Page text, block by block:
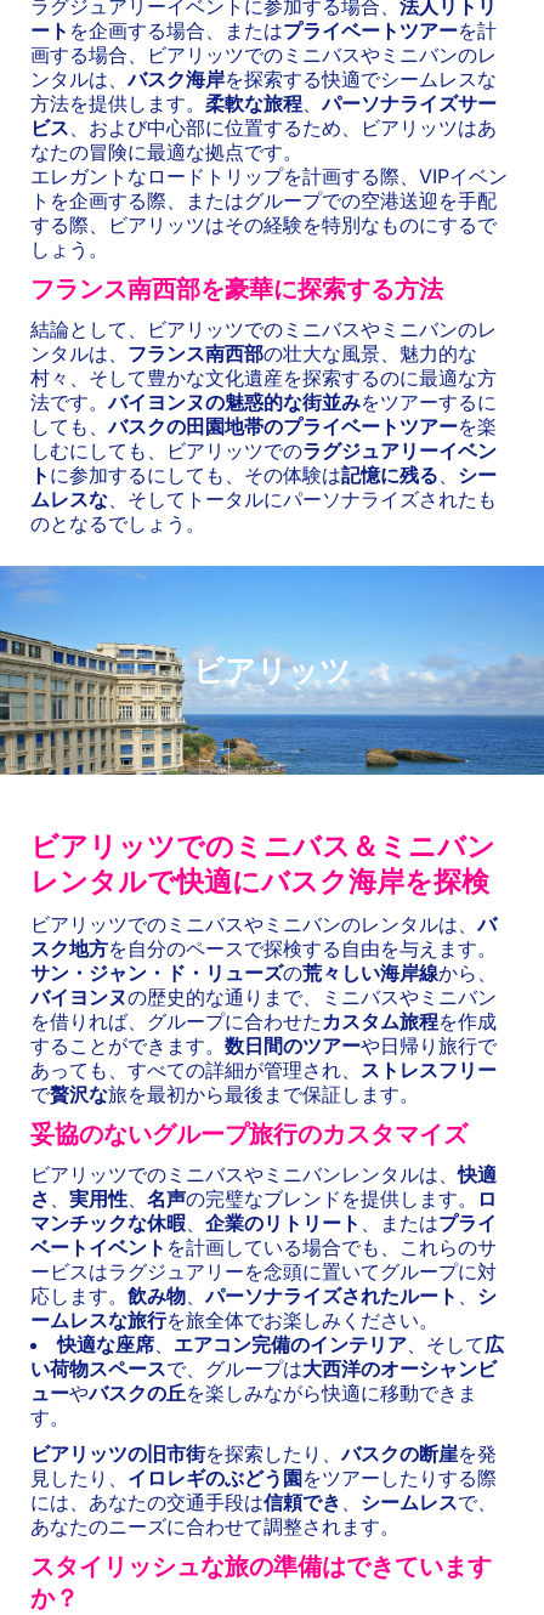
ラグジュアリーイベントに参加する場合、 法人リトリ
ート を企画する場合、またはプライベートツアーを計
画する場合、ビアリッツでのミニバスやミニバンのレ
ンタルは、バスク海岸を探索する快適でシームレスな
方法を提供します。 柔軟な旅程、パーソナライズサー
ビス、および中心部に位置するため、ビアリッツはあ
なたの冒険に最適な拠点です。
エレガントなロードトリップを計画する際、VIPイベン
トを企画する際、またはグループでの空港送迎を手配
する際、ビアリッツはその経験を特別なものにするで
しょう。
フランス南西部を豪華に探索する方法
結論として、ビアリッツでのミニバスやミニバンのレ
ンタルは、 フランス南西部の壮大な風景、魅力的な
村々、そして豊かな文化遺産を探索するのに最適な方
法です。バイヨンヌの魅惑的な街並みをツアーするに
しても、バスクの田園地帯のプライベートツアーを楽
しむにしても、ビアリッツでのラグジュアリーイベン
ト に参加するにしても、その体験は記憶に残る、 シー
ムレスな、そしてトータルにパーソナライズされたも
のとなるでしょう。
ビアリッツ
ビアリッツでのミニバス＆ミニバン
レンタルで快適にバスク海岸を探検
ビアリッツでのミニバスやミニバンのレンタルは、バ
スク地方を自分のペースで探検する自由を与えます。
サン・ジャン・ド・リューズの荒々しい海岸線から、
バイヨンヌの歴史的な通りまで、ミニバスやミニバン
を借りれば、グループに合わせたカスタム旅程を作成
することができます。 数日間のツアーや日帰り旅行で
あっても、すべての詳細が管理され、 ストレスフリー
で贅沢な旅を最初から最後まで保証します。
妥協のないグループ旅行のカスタマイズ
ビアリッツでのミニバスやミニバンレンタルは、快適
さ 、 実用性、 名声の完璧なブレンドを提供します。
ロ
マンチックな休暇、 企業のリトリート 、またはプライ
ベートイベント を計画している場合でも、これらのサ
ービスはラグジュアリーを念頭に置いてグループに対
応します。 飲み物、パーソナライズされたルート 、 シ
ームレスな旅行を旅全体でお楽しみください。
快適な座席、 エアコン完備のインテリア、そして広
い荷物スペースで、グループは大西洋のオーシャンビ
ューやバスクの丘を楽しみながら快適に移動できま
す。
ビアリッツの旧市街を探索したり、バスクの断崖を発
見したり、 イロレギのぶどう園 をツアーしたりする際
には、あなたの交通手段は信頼でき 、 シームレスで、
あなたのニーズに合わせて調整されます。
スタイリッシュな旅の準備はできています
か？